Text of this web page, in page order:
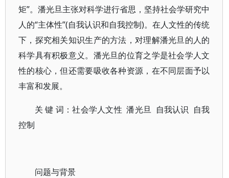
矩”。潘光旦主张对科学进行省思，坚持社会学研究中
人的“主体性”(自我认识和自我控制)。在人文性的传统
下，探究相关知识生产的方法，对理解潘光旦的人的
科学具有积极意义。潘光旦的位育之学是社会学人文
性的核心，但还需要吸收各种资源，在不同层面予以
丰富和发展。
关 键 词：社会学人文性 潘光旦 自我认识 自我
控制
问题与背景